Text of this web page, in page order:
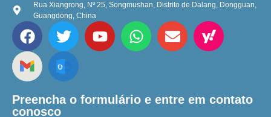
Rua Xiangrong, Nº 25, Songmushan, Distrito de Dalang, Dongguan,
Guangdong, China
Preencha o formulário e entre em contato
conosco